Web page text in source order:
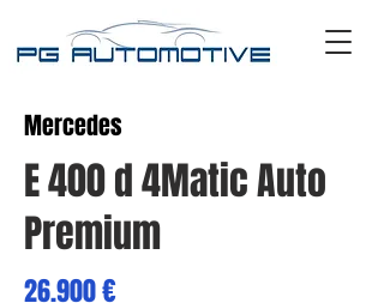
Mercedes
E 400 d 4Matic Auto
Premium
26.900 €